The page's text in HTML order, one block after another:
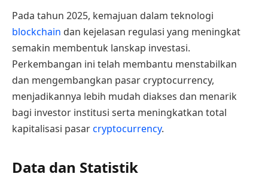
Pada tahun 2025, kemajuan dalam teknologi
blockchain dan kejelasan regulasi yang meningkat
semakin membentuk lanskap investasi.
Perkembangan ini telah membantu menstabilkan
dan mengembangkan pasar cryptocurrency,
menjadikannya lebih mudah diakses dan menarik
bagi investor institusi serta meningkatkan total
kapitalisasi pasarcryptocurrency.
Data dan Statistik